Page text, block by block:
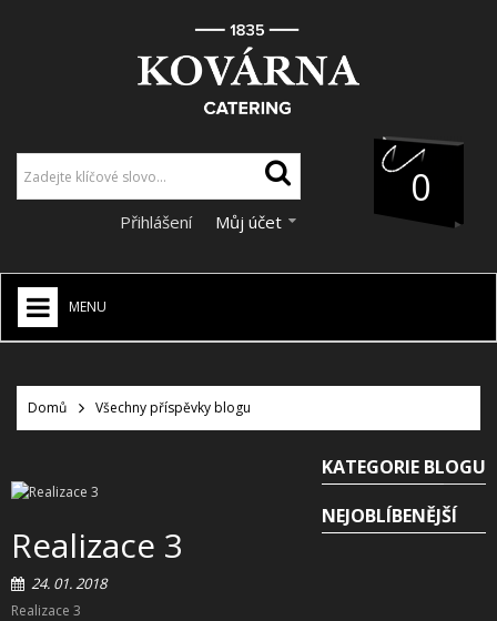
0
Přihlášení Můj účet
MENU
CATERING
+
SLUŽBY
PRONÁJEM
DOPORUČUJEME
Domů Všechny příspěvky blogu
KATEGORIE BLOGU
NEJOBLÍBENĚJŠÍ
Realizace 3
24. 01. 2018
Realizace 3